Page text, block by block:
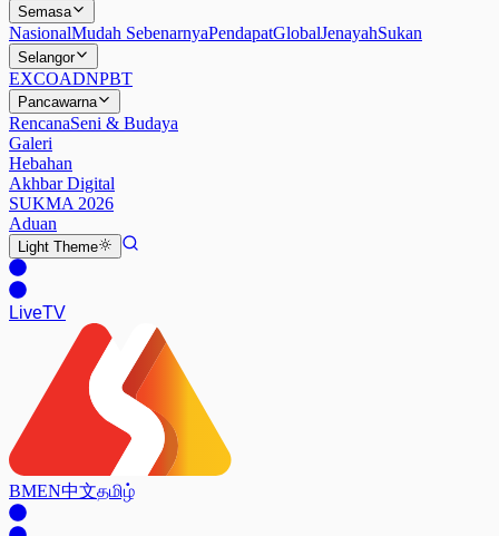
Semasa
NasionalMudah SebenarnyaPendapatGlobalJenayahSukan
Selangor
EXCOADNPBT
Pancawarna
RencanaSeni & Budaya
Galeri
Hebahan
Akhbar Digital
SUKMA 2026
Aduan
Light Theme
LiveTV
BMEN中文தமிழ்